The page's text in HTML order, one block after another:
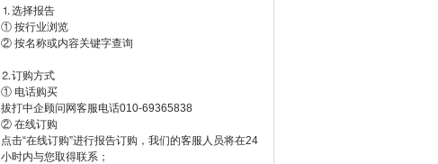
⒈选择报告
① 按行业浏览
② 按名称或内容关键字查询
⒉订购方式
① 电话购买
拔打中企顾问网客服电话010-69365838
② 在线订购
点击“在线订购”进行报告订购，我们的客服人员将在24
小时内与您取得联系；